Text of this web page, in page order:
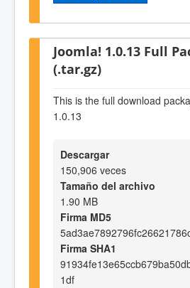
Joomla! 1.0.13 Full
(.tar.gz)
This is the full download
1.0.13
Descargar
150,906 veces
Tamaño del archivo
1.90 MB
Firma MD5
Firma SHA1
1df